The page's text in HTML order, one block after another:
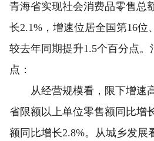
青海省实现社会消费品零售总
长2.1%，增速位居全国第16位
较去年同期提升1.5个百分点
点：
从经营规模看，限下增速
省限额以上单位零售额同比增
额同比增长2.8%。从城乡发展